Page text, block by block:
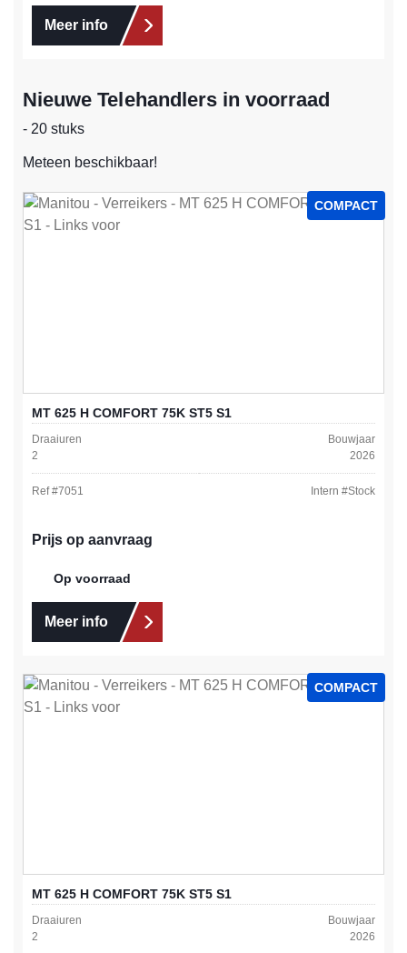
Meer info
Nieuwe Telehandlers in voorraad
- 20 stuks
Meteen beschikbaar!
COMPACT
MT 625 H COMFORT 75K ST5 S1
Draaiuren
2
Bouwjaar
2026
Ref #7051 Intern #Stock
Prijs op aanvraag
Op voorraad
Meer info
COMPACT
MT 625 H COMFORT 75K ST5 S1
Draaiuren
2
Bouwjaar
2026